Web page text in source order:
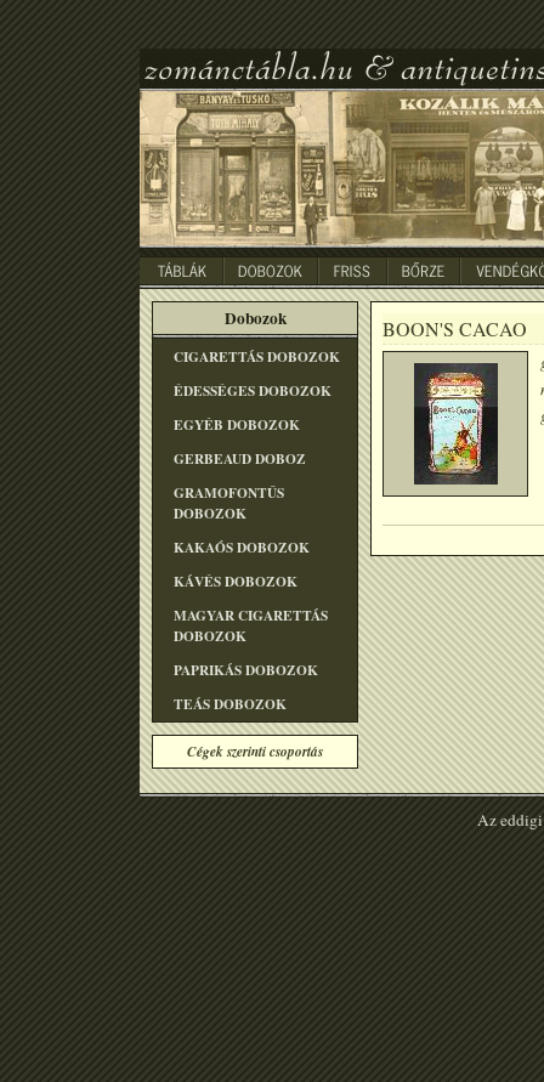
Dobozok
CIGARETTÁS DOBOZOK
ÉDESSÉGES DOBOZOK
EGYÉB DOBOZOK
GERBEAUD DOBOZ
GRAMOFONTÛS
DOBOZOK
KAKAÓS DOBOZOK
KÁVÉS DOBOZOK
MAGYAR CIGARETTÁS
DOBOZOK
PAPRIKÁS DOBOZOK
TEÁS DOBOZOK
Cégek szerinti csoportás
BOON'S CACAO
Az